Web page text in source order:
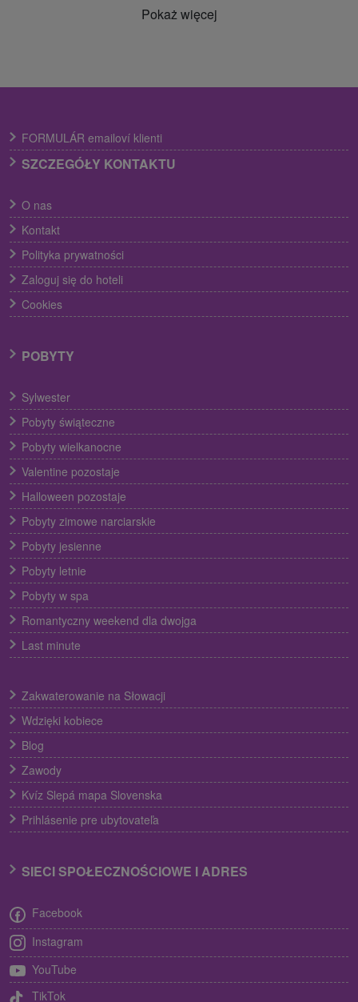
Pokaż więcej
FORMULÁR emailoví klienti
SZCZEGÓŁY KONTAKTU
O nas
Kontakt
Polityka prywatności
Zaloguj się do hoteli
Cookies
POBYTY
Sylwester
Pobyty świąteczne
Pobyty wielkanocne
Valentine pozostaje
Halloween pozostaje
Pobyty zimowe narciarskie
Pobyty jesienne
Pobyty letnie
Pobyty w spa
Romantyczny weekend dla dwojga
Last minute
Zakwaterowanie na Słowacji
Wdzięki kobiece
Blog
Zawody
Kvíz Slepá mapa Slovenska
Prihlásenie pre ubytovateľa
SIECI SPOŁECZNOŚCIOWE I ADRES
Facebook
Instagram
YouTube
TikTok